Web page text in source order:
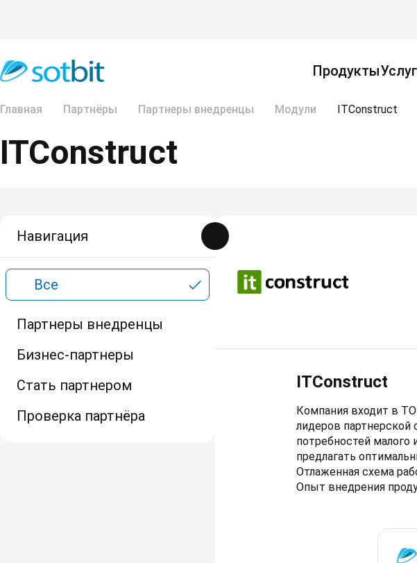
Продукты
Главная Партнёры Партнеры внедренцы Модули ITConstruct
ITConstruct
Навигация
Все
Партнеры внедренцы
Бизнес-партнеры
Стать партнером
Проверка партнёра
ITConstruct
Компания входит в
лидеров партнерской
потребностей малого
предлагать
Отлаженная схема
Опыт внедрения